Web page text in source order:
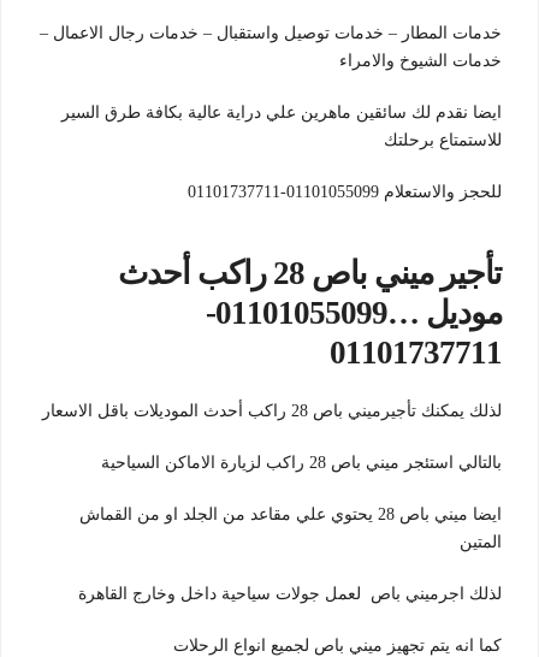
خدمات المطار – خدمات توصيل واستقبال – خدمات رجال الاعمال –
خدمات الشيوخ والامراء
ايضا نقدم لك سائقين ماهرين علي دراية عالية بكافة طرق السير
للاستمتاع برحلتك
للحجز والاستعلام 01101055099-01101737711
تأجير ميني باص 28 راكب أحدث
موديل …01101055099-
01101737711
لذلك يمكنك تأجيرميني باص 28 راكب أحدث الموديلات باقل الاسعار
بالتالي استئجر ميني باص 28 راكب لزيارة الاماكن السياحية
ايضا ميني باص 28 يحتوي علي مقاعد من الجلد او من القماش
المتين
لذلك اجرميني باص لعمل جولات سياحية داخل وخارج القاهرة
كما انه يتم تجهيز ميني باص لجميع انواع الرحلات